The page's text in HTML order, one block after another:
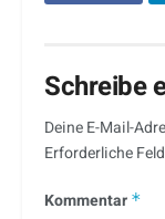
Schreibe
Deine E-Mail-
Erforderliche
Kommentar *